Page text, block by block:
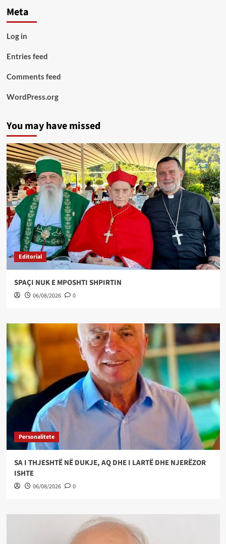
Meta
Log in
Entries feed
Comments feed
WordPress.org
You may have missed
Editorial
SPAÇI NUK E MPOSHTI SHPIRTIN
06/08/2026 0
Personalitete
SA I THJESHTË NË DUKJE, AQ DHE I LARTË DHE NJERËZOR
ISHTE
06/08/2026 0